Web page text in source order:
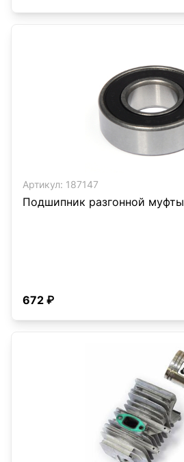
Артикул: 187147
Подшипник разгонной муфты
672 ₽